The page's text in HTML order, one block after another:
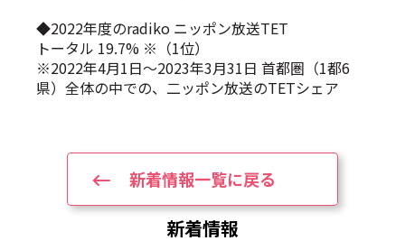
◆2022年度のradiko ニッポン放送TET
トータル 19.7% ※（1位）
※2022年4月1日～2023年3月31日 首都圏（1都6
県）全体の中での、二ッポン放送のTETシェア
新着情報一覧に戻る
新着情報